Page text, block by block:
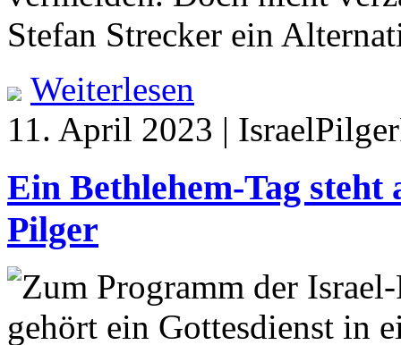
Stefan Strecker ein
Weiterlesen
11. April 2023 |
Ein Bethlehem-Tag
Pilger